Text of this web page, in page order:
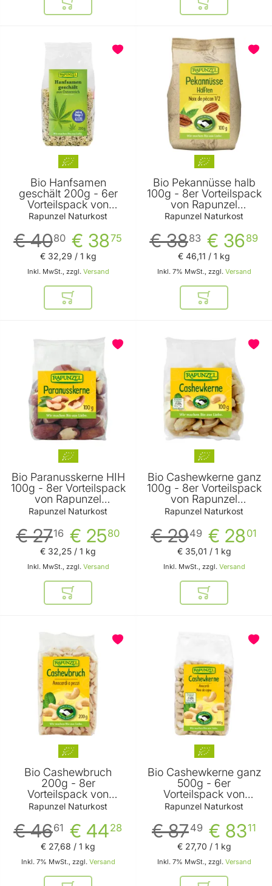
In den Warenkorb In den
Bio Hanfsamen
geschält 200g - 6er
Vorteilspack von
Rapunzel Naturkost
Rapunzel Naturkost
€ 3875
€ 4080
Inkl. MwSt., zzgl. Versand
€ 32,29 / 1 kg
In den Warenkorb
Bio Pekannüsse halb
100g - 8er Vorteilspack
von Rapunzel
Naturkost
Rapunzel Naturkost
€ 3689
€ 3883
Inkl. 7% MwSt., zzgl. Versand
€ 46,11 / 1 kg
In den
Bio Paranusskerne HIH
100g - 8er Vorteilspack
von Rapunzel
Naturkost
Rapunzel Naturkost
€ 2580
€ 2716
Inkl. MwSt., zzgl. Versand
€ 32,25 / 1 kg
In den Warenkorb
Bio Cashewkerne ganz
100g - 8er Vorteilspack
von Rapunzel
Naturkost
Rapunzel Naturkost
€ 2801
€ 2949
Inkl. MwSt., zzgl. Versand
€ 35,01 / 1 kg
In den
Bio Cashewbruch
200g - 8er
Vorteilspack von
Rapunzel Naturkost
Rapunzel Naturkost
€ 4428
€ 4661
Inkl. 7% MwSt., zzgl. Versand
€ 27,68 / 1 kg
Bio Cashewkerne ganz
500g - 6er
Vorteilspack von
Rapunzel Naturkost
Rapunzel Naturkost
€ 8311
€ 8749
Inkl. 7% MwSt., zzgl. Versand
€ 27,70 / 1 kg